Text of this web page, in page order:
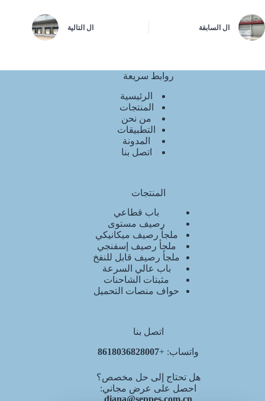
ال السابقة ال التالية
روابط سريعة
الرئيسية
المنتجات
من نحن
التطبيقات
المدونة
اتصل بنا
المنتجات
باب قطاعي
رصيف مستوى
ملجأ رصيف ميكانيكي
ملجأ رصيف إسفنجي
ملجأ رصيف قابل للنفخ
باب عالي السرعة
مثبتات الشاحنات
حواف منصات التحميل
اتصل بنا
واتساب: +8618036828007
هل تحتاج إلى حل مخصص؟
احصل على عرض مجاني: